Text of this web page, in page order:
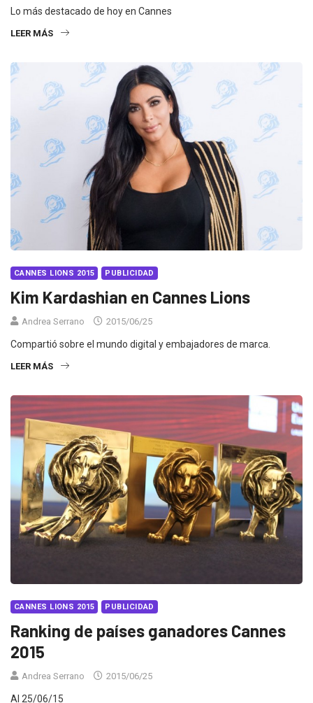
Lo más destacado de hoy en Cannes
LEER MÁS
CANNES LIONS 2015 PUBLICIDAD
Kim Kardashian en Cannes Lions
Andrea Serrano 2015/06/25
Compartió sobre el mundo digital y embajadores de marca.
LEER MÁS
CANNES LIONS 2015 PUBLICIDAD
Ranking de países ganadores Cannes
2015
Andrea Serrano 2015/06/25
Al 25/06/15